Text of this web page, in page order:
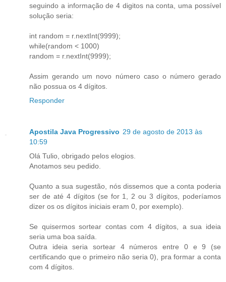
seguindo a informação de 4 digitos na conta, uma possível
solução seria:
int random = r.nextInt(9999);
while(random < 1000)
random = r.nextInt(9999);
Assim gerando um novo número caso o número gerado
não possua os 4 dígitos.
Responder
Apostila Java Progressivo 29 de agosto de 2013 às
10:59
Olá Tulio, obrigado pelos elogios.
Anotamos seu pedido.
Quanto a sua sugestão, nós dissemos que a conta poderia
ser de até 4 dígitos (se for 1, 2 ou 3 dígitos, poderíamos
dizer os os dígitos iniciais eram 0, por exemplo).
Se quisermos sortear contas com 4 dígitos, a sua ideia
seria uma boa saída.
Outra ideia seria sortear 4 números entre 0 e 9 (se
certificando que o primeiro não seria 0), pra formar a conta
com 4 dígitos.